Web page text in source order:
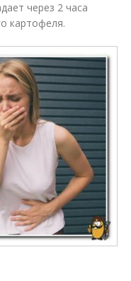
через 2 часа
картофеля.